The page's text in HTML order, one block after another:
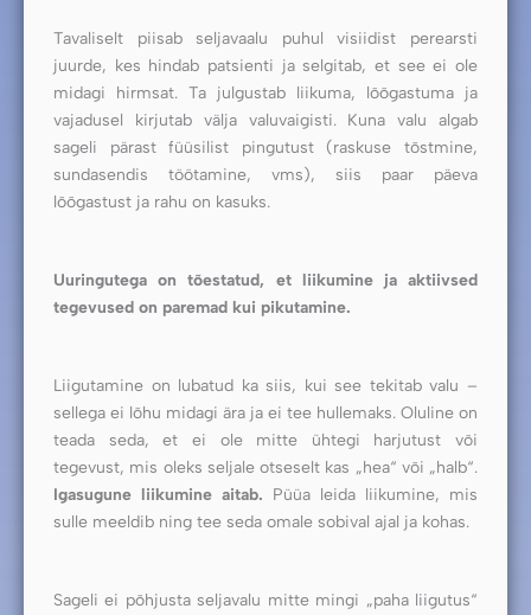
Tavaliselt piisab seljavaalu puhul visiidist perearsti
juurde, kes hindab patsienti ja selgitab, et see ei ole
midagi hirmsat. Ta julgustab liikuma, lõõgastuma ja
vajadusel kirjutab välja valuvaigisti. Kuna valu algab
sageli pärast füüsilist pingutust (raskuse tõstmine,
sundasendis töötamine, vms), siis paar päeva
lõõgastust ja rahu on kasuks.
Uuringutega on tõestatud, et liikumine ja aktiivsed
tegevused on paremad kui pikutamine.
Liigutamine on lubatud ka siis, kui see tekitab valu –
sellega ei lõhu midagi ära ja ei tee hullemaks. Oluline on
teada seda, et ei ole mitte ühtegi harjutust või
tegevust, mis oleks seljale otseselt kas „hea“ või „halb“.
Igasugune liikumine aitab. Püüa leida liikumine, mis
sulle meeldib ning tee seda omale sobival ajal ja kohas.
Sageli ei põhjusta seljavalu mitte mingi „paha liigutus“